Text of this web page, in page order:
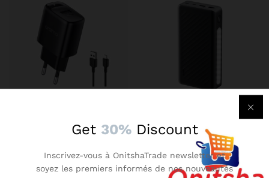
Chargeur Mural Oraimo 2A –
AniFast™
2899CFA 2609CFA
Oraimo Traveler 3 Lit –
Batterie Externe 27000 mAh
Ultra-Puissante
14899CFA 13409CFA
Get 30% Discount
Inscrivez-vous à OnitshaTrade newsletter et
soyez les premiers informés de nos nouveautés